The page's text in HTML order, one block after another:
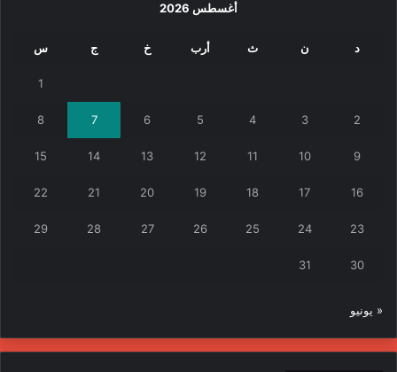
أغسطس 2026
د ن ث أرب خ ج س
1
2
3
4
5
6
7
8
9
10
11
12
13
14
15
16
17
18
19
20
21
22
23
24
25
26
27
28
29
30
31
« يونيو